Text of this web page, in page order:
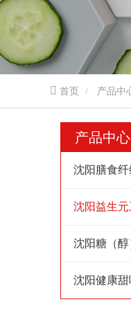
首页 产品中
产品中心
沈阳膳食纤
沈阳益生元
沈阳糖（醇
沈阳健康甜